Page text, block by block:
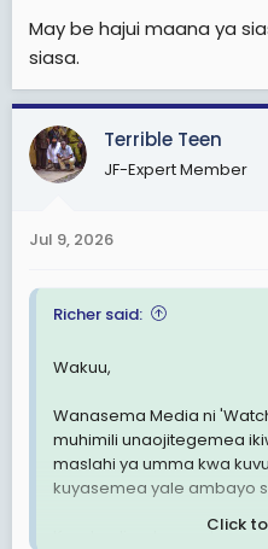
View
May be hajui maana ya
siasa.
Terrible Teen
JF-Expert Member
Jul 9, 2026
Richer said:
Wakuu,
Wanasema Media ni
muhimili unaojitegemea
maslahi ya umma kwa
kuyasemea yale ambayo
Kwa kauli ya huyu
Click